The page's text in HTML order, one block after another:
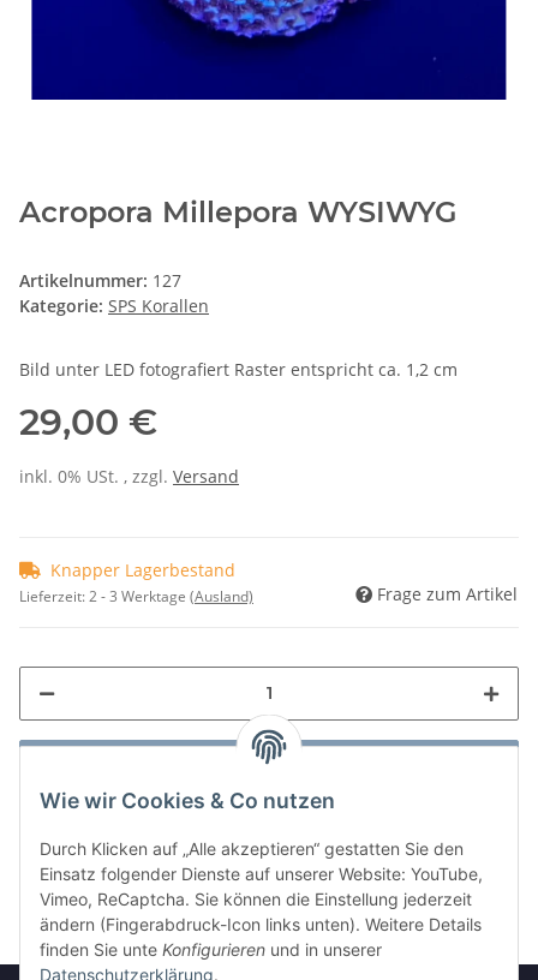
Acropora Millepora WYSIWYG
Artikelnummer: 127
Kategorie: SPS Korallen
Bild unter LED fotografiert Raster entspricht ca. 1,2 cm
29,00 €
inkl. 0% USt. , zzgl. Versand
Knapper Lagerbestand
Lieferzeit:2 - 3 Werktage (Ausland) Frage zum Artikel
Wie wir Cookies & Co nutzen
Durch Klicken auf „Alle akzeptieren“ gestatten Sie den
Einsatz folgender Dienste auf unserer Website: YouTube,
Vimeo, ReCaptcha. Sie können die Einstellung jederzeit
ändern (Fingerabdruck-Icon links unten). Weitere Details
finden Sie unte Konfigurieren und in unserer
Datenschutzerklärung.